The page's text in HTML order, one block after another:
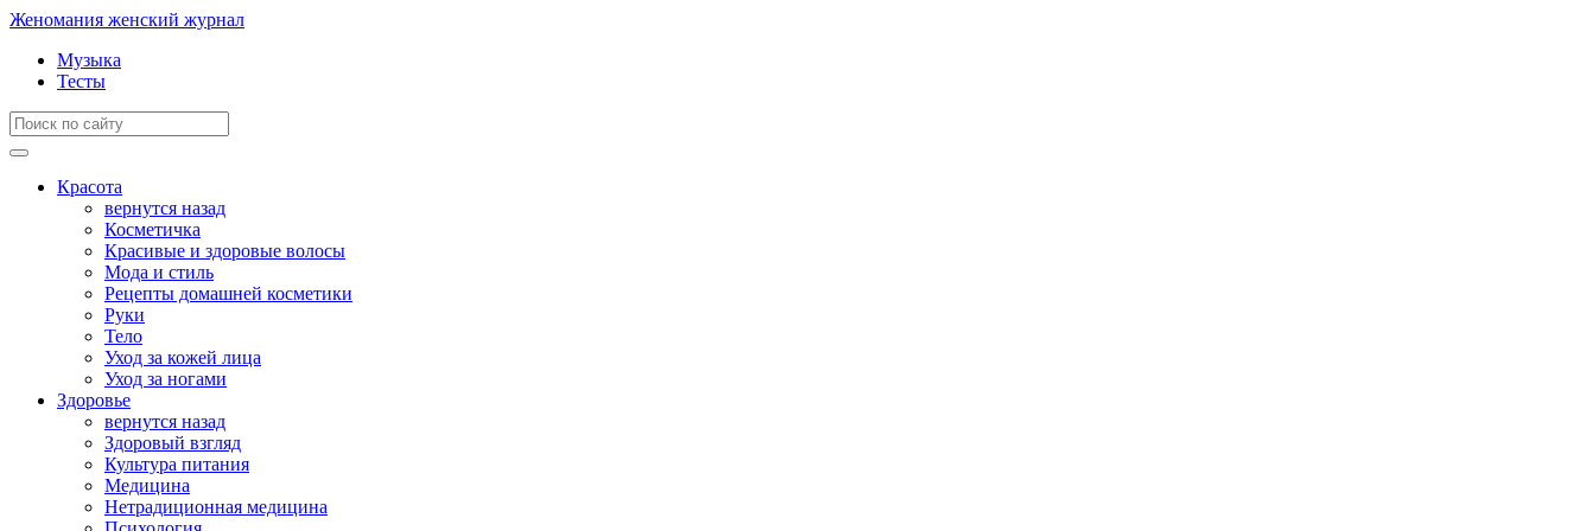
Женомания женский журнал
Музыка
Тесты
Красота
вернутся назад
Косметичка
Красивые и здоровые волосы
Мода и стиль
Рецепты домашней косметики
Руки
Тело
Уход за кожей лица
Уход за ногами
Здоровье
вернутся назад
Здоровый взгляд
Культура питания
Медицина
Нетрадиционная медицина